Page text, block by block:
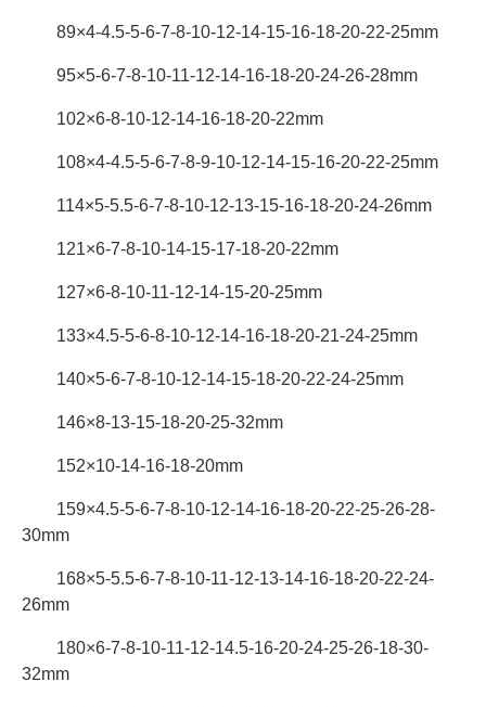
89×4-4.5-5-6-7-8-10-12-14-15-16-18-20-22-25mm
95×5-6-7-8-10-11-12-14-16-18-20-24-26-28mm
102×6-8-10-12-14-16-18-20-22mm
108×4-4.5-5-6-7-8-9-10-12-14-15-16-20-22-25mm
114×5-5.5-6-7-8-10-12-13-15-16-18-20-24-26mm
121×6-7-8-10-14-15-17-18-20-22mm
127×6-8-10-11-12-14-15-20-25mm
133×4.5-5-6-8-10-12-14-16-18-20-21-24-25mm
140×5-6-7-8-10-12-14-15-18-20-22-24-25mm
146×8-13-15-18-20-25-32mm
152×10-14-16-18-20mm
159×4.5-5-6-7-8-10-12-14-16-18-20-22-25-26-28-
30mm
168×5-5.5-6-7-8-10-11-12-13-14-16-18-20-22-24-
26mm
180×6-7-8-10-11-12-14.5-16-20-24-25-26-18-30-
32mm